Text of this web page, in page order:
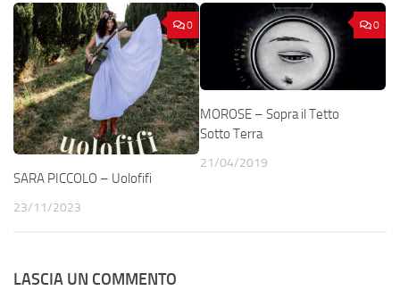
0
SARA PICCOLO – Uolofifi
23/11/2023
0
MOROSE – Sopra il Tetto
Sotto Terra
21/04/2019
LASCIA UN COMMENTO